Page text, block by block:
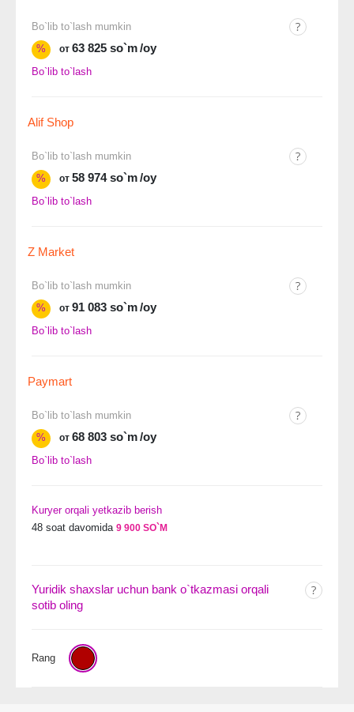
Bo`lib to`lash mumkin
%
от 63 825 so`m/oy
Bo`lib to`lash
Alif Shop
Bo`lib to`lash mumkin
%
от 58 974 so`m/oy
Bo`lib to`lash
Z Market
Bo`lib to`lash mumkin
%
от 91 083 so`m/oy
Bo`lib to`lash
Paymart
Bo`lib to`lash mumkin
%
от 68 803 so`m/oy
Bo`lib to`lash
Kuryer orqali yetkazib berish
48 soat davomida 9 900 SO`M
Yuridik shaxslar uchun bank o`tkazmasi orqali
sotib oling
Rang